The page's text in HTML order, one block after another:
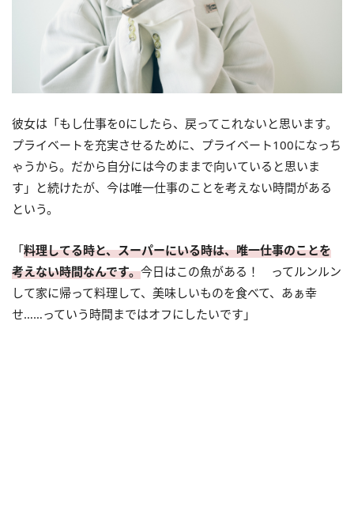
彼女は「もし仕事を0にしたら、戻ってこれないと思います。
プライベートを充実させるために、プライベート100になっち
ゃうから。だから自分には今のままで向いていると思いま
す」と続けたが、今は唯一仕事のことを考えない時間がある
という。
「料理してる時と、スーパーにいる時は、唯一仕事のことを
考えない時間なんです。今日はこの魚がある！ ってルンルン
して家に帰って料理して、美味しいものを食べて、あぁ幸
せ……っていう時間まではオフにしたいです」